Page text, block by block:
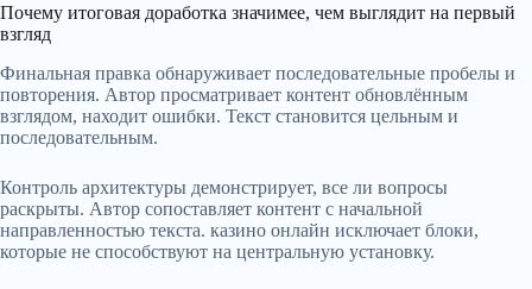
Почему итоговая доработка значимее, чем выглядит на первый
взгляд
Финальная правка обнаруживает последовательные пробелы и
повторения. Автор просматривает контент обновлённым
взглядом, находит ошибки. Текст становится цельным и
последовательным.
Контроль архитектуры демонстрирует, все ли вопросы
раскрыты. Автор сопоставляет контент с начальной
направленностью текста. казино онлайн исключает блоки,
которые не способствуют на центральную установку.